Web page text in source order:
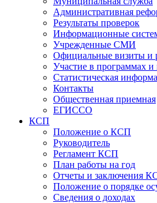
Административная
Результаты проверок
Информационные
Учрежденные СМИ
Официальные визиты и
Участие в программах и
Статистическая
Контакты
Общественная приемная
ЕГИССО
КСП
Положение о КСП
Руководитель
Регламент КСП
План работы на год
Отчеты и заключения
Положение о порядке
Сведения о доходах